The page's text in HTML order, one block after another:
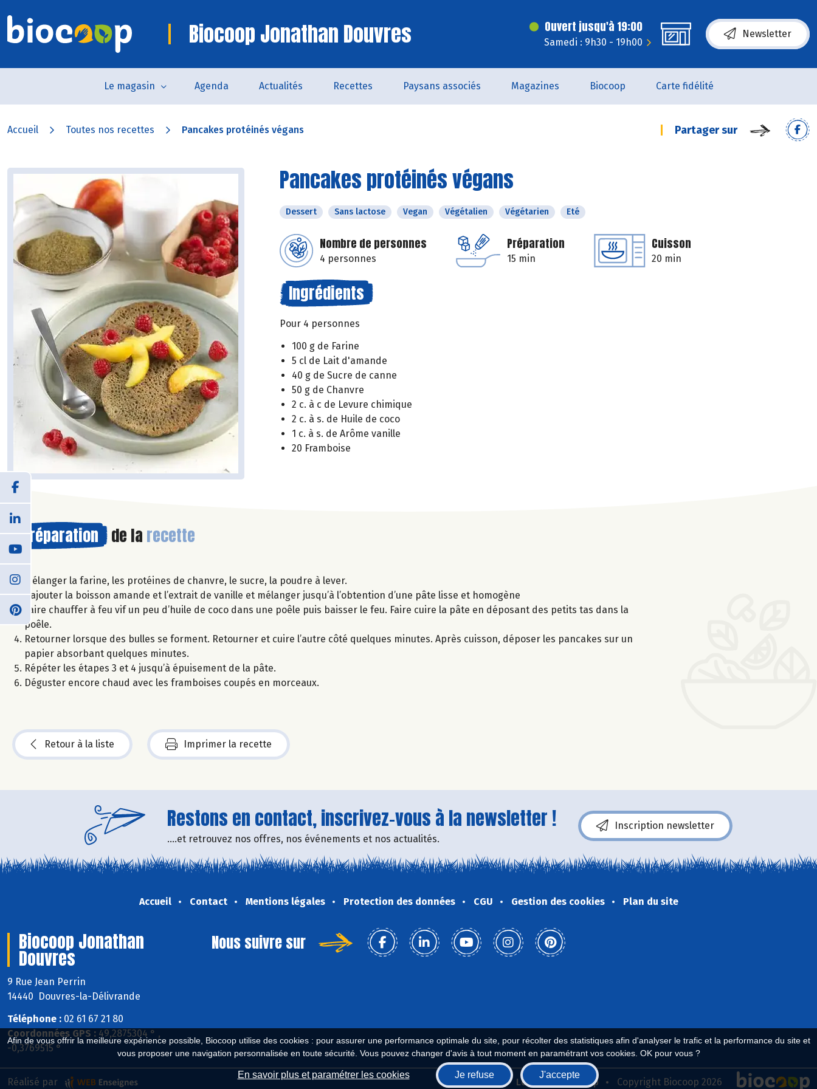
Afin de vous offrir la meilleure expérience possible, Biocoop utilise des cookies : pour assurer une performance optimale du site, pour récolter des statistiques afin d'analyser le trafic et la performance du site et
vous proposer une navigation personnalisée en toute sécurité. Vous pouvez changer d'avis à tout moment en paramétrant vos cookies. OK pour vous ?
En savoir plus et paramétrer les cookies Je refuse J'accepte
Biocoop Jonathan Douvres Ouvert jusqu'à 19:00
Samedi : 9h30 - 19h00
Newsletter
Le magasin Agenda Actualités Recettes Paysans associés Magazines Biocoop Carte fidélité
Accueil Toutes nos recettes Pancakes protéinés végans Partager sur
Pancakes protéinés végans
Dessert Sans lactose Vegan Végétalien Végétarien Eté
Nombre de personnes
4 personnes
Préparation
15 min
Cuisson
20 min
Ingrédients
Pour 4 personnes
100 g de Farine
5 cl de Lait d'amande
40 g de Sucre de canne
50 g de Chanvre
2 c. à c de Levure chimique
2 c. à s. de Huile de coco
1 c. à s. de Arôme vanille
20 Framboise
Préparation de la recette
Mélanger la farine, les protéines de chanvre, le sucre, la poudre à lever.
Rajouter la boisson amande et l’extrait de vanille et mélanger jusqu’à l’obtention d’une pâte lisse et homogène
Faire chauffer à feu vif un peu d’huile de coco dans une poêle puis baisser le feu. Faire cuire la pâte en déposant des petits tas dans la
poêle.
Retourner lorsque des bulles se forment. Retourner et cuire l’autre côté quelques minutes. Après cuisson, déposer les pancakes sur un
papier absorbant quelques minutes.
Répéter les étapes 3 et 4 jusqu’à épuisement de la pâte.
Déguster encore chaud avec les framboises coupés en morceaux.
Retour à la liste Imprimer la recette
Restons en contact, inscrivez-vous à la newsletter !
....et retrouvez nos offres, nos événements et nos actualités.
Inscription newsletter
Accueil Contact Mentions légales Protection des données CGU Gestion des cookies Plan du site
Biocoop Jonathan
Douvres
9 Rue Jean Perrin
14440 Douvres-la-Délivrande
Téléphone : 02 61 67 21 80
Coordonnées GPS : 49,2875304 ° ,
-0,3769515 °
Nous suivre sur
Biocoop.fr Le réseau Biocoop Copyright Biocoop 2026
Réalisé par